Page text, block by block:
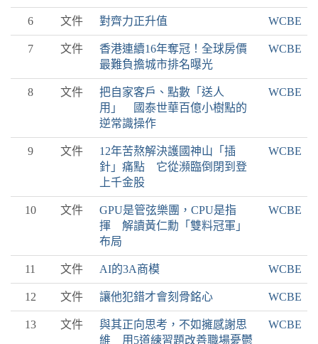
6 文件 對齊力正升值 WCBE
7 文件
香港連續16年奪冠！全球房價
最難負擔城市排名曝光
WCBE
8 文件
把自家客戶、點數「送人
用」 國泰世華百億小樹點的
逆常識操作
WCBE
9 文件
12年苦熬解決護國神山「插
針」痛點 它從瀕臨倒閉到登
上千金股
WCBE
10 文件
GPU是管弦樂團，CPU是指
揮 解讀黃仁勳「雙料冠軍」
布局
WCBE
11 文件 AI的3A商模 WCBE
12 文件 讓他犯錯才會刻骨銘心 WCBE
13 文件
與其正向思考，不如擁感謝思
維 用5道練習題改善職場憂鬱
WCBE